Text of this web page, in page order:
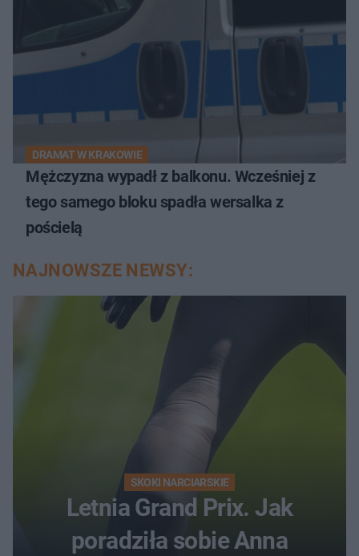
DRAMAT W KRAKOWIE
Mężczyzna wypadł z balkonu. Wcześniej z
tego samego bloku spadła wersalka z
pościelą
NAJNOWSZE NEWSY:
SKOKI NARCIARSKIE
Letnia Grand Prix. Jak
poradziła sobie Anna